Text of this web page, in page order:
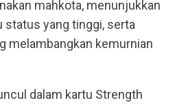
mahkota, menunjukkan
status yang tinggi, serta
melambangkan kemurnian
dalam kartu Strength